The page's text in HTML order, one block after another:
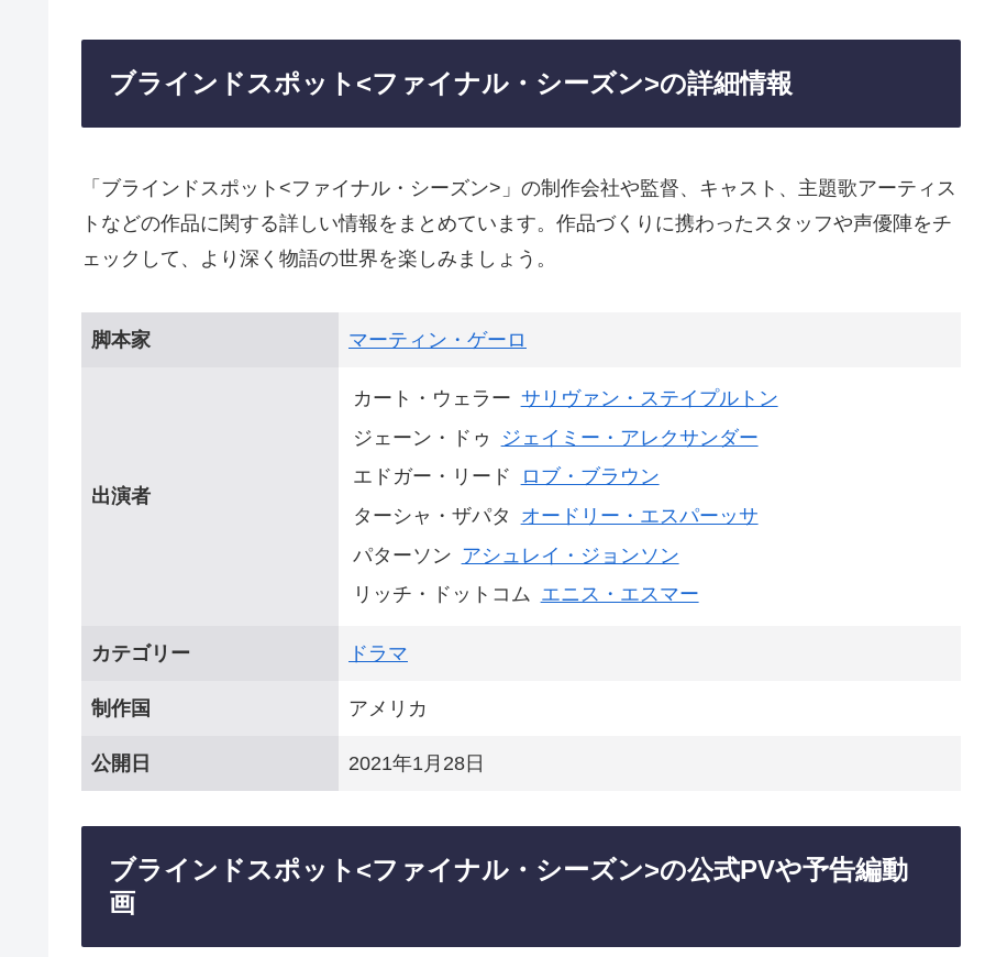
ブラインドスポット<ファイナル・シーズン>の詳細情報
「ブラインドスポット<ファイナル・シーズン>」の制作会社や監督、キャスト、主題歌アーティス
トなどの作品に関する詳しい情報をまとめています。作品づくりに携わったスタッフや声優陣をチ
ェックして、より深く物語の世界を楽しみましょう。
脚本家 マーティン・ゲーロ
出演者
カート・ウェラー サリヴァン・ステイプルトン
ジェーン・ドゥ
ジェイミー・アレクサンダー
エドガー・リード
ロブ・ブラウン
ターシャ・ザパタ
オードリー・エスパーッサ
パターソン アシュレイ・ジョンソン
リッチ・ドットコム エニス・エスマー
カテゴリー ドラマ
制作国 アメリカ
公開日 2021年1月28日
ブラインドスポット<ファイナル・シーズン>の公式PVや予告編動
画